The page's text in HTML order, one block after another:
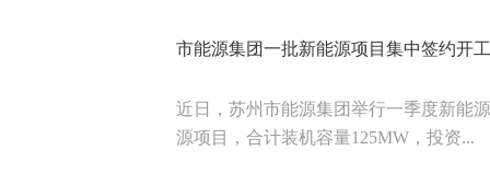
市能源集团一批新能源项目集中签约开工
近日，苏州市能源集团举行一季度新能
源项目，合计装机容量125MW，投资...